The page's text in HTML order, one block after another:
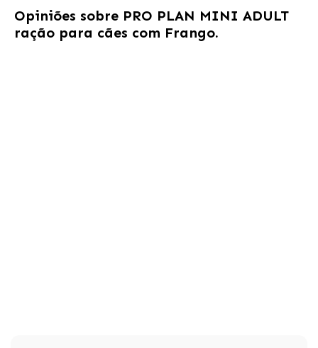
Opiniões sobre PRO PLAN MINI ADULT
ração para cães com Frango.